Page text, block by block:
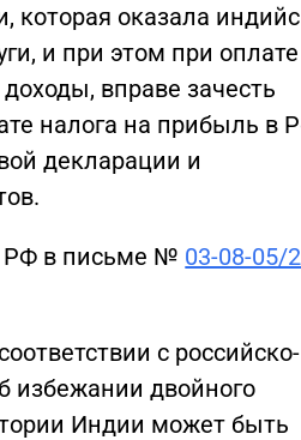
которая оказала
и при этом при оплате
вправе зачесть
налога на прибыль в
декларации и
РФ в письме № 03-08-05/
с российско-
избежании двойного
Индии может быть